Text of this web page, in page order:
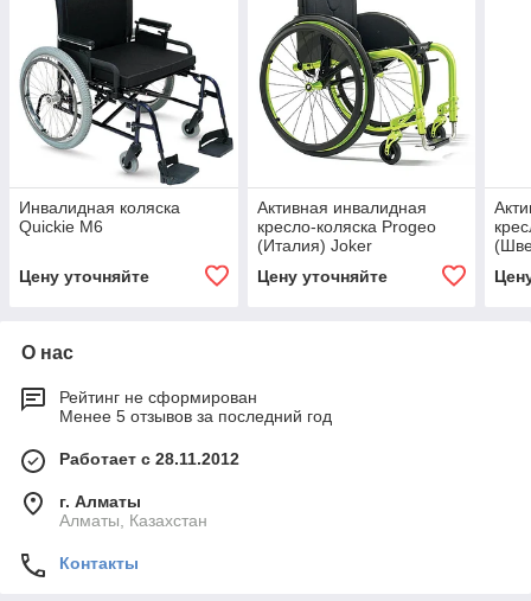
Инвалидная коляска
Quickie M6
Цену уточняйте
Активная инвалидная
кресло-коляска Progeo
(Италия) Joker
Цену уточняйте
О нас
Рейтинг не сформирован
Менее 5 отзывов за последний год
Работает с 28.11.2012
г. Алматы
Алматы, Казахстан
Контакты